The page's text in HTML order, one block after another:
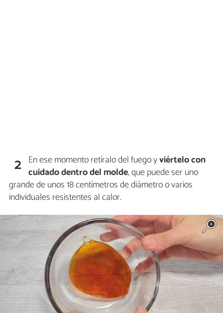
2 En ese momento retíralo del fuego yviértelo con
cuidado dentro del molde, que puede ser uno
grande de unos 18 centímetros de diámetro o varios
individuales resistentes al calor.